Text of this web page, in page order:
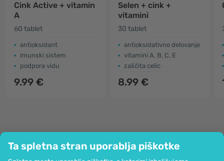
Ta spletna stran uporablja piškotke
Cink Active + vitamin
A
60 tablet
antioksidant
imunski sistem
podpora vidu
9.99 €
Selen + cink +
vitamini
30 tablet
antioksidativno delovanje
vitamini A, B, C, E
zaščita celic
8.99 €
Podjetje